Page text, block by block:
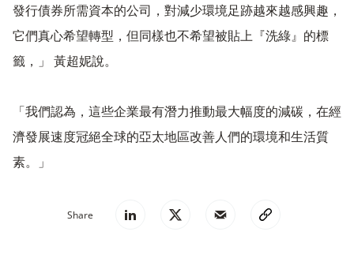
發行債券所需資本的公司，對減少環境足跡越來越感興趣，
它們真心希望轉型，但同樣也不希望被貼上『洗綠』的標
籤，」 黃超妮說。
「我們認為，這些企業最有潛力推動最大幅度的減碳，在經
濟發展速度冠絕全球的亞太地區改善人們的環境和生活質
素。」
Share